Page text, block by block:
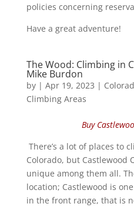
policies concerning
Have a great adventure!
The Wood: Climbing in
Mike Burdon
by | Apr 19, 2023 |
Climbing Areas
Buy
There’s a lot of places to
Colorado, but Castlewood
unique among them all.
location; Castlewood is
in the front range, that is